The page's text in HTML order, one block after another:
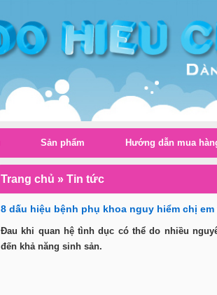
8 dấu hiệu bệnh phụ khoa nguy hiểm chị
Đau khi quan hệ tình dục có thể do nhiều
đến khả năng sinh sản.
Trang chủ » Tin tức
Sản phẩm Hướng dẫn mua